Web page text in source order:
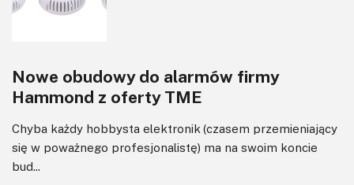
Nowe obudowy do alarmów firmy
Hammond z oferty TME
Chyba każdy hobbysta elektronik (czasem przemieniający
się w poważnego profesjonalistę) ma na swoim koncie
bud...